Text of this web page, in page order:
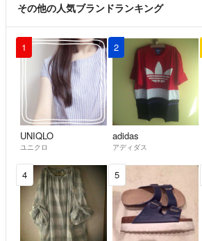
その他の人気ブランドランキング
1
UNIQLO
ユニクロ
2
adidas
アディダス
4 5